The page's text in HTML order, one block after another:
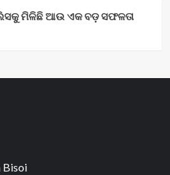
ମିଳିଛି ଆଉ ଏକ ବଡ଼ ସଫଳତା
Bisoi